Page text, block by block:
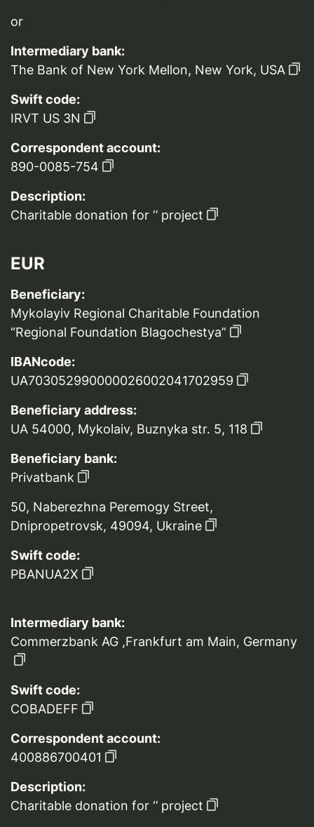
or
Intermediary bank:
The Bank of New York Mellon, New York, USA
Swift code:
IRVT US 3N
Correspondent account:
890-0085-754
Description:
Charitable donation for ‘’ project
EUR
Beneficiary:
Mykolayiv Regional Charitable Foundation
“Regional Foundation Blagochestya”
IBANcode:
UA703052990000026002041702959
Beneficiary address:
UA 54000, Mykolaiv, Buznyka str. 5, 118
Beneficiary bank:
Privatbank
50, Naberezhna Peremogy Street,
Dnipropetrovsk, 49094, Ukraine
Swift code:
PBANUA2X
Intermediary bank:
Commerzbank AG ,Frankfurt am Main, Germany
Swift code:
COBADEFF
Correspondent account:
400886700401
Description:
Charitable donation for ‘’ project